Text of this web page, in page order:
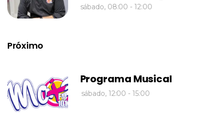
sábado, 08:00 - 12:00
Próximo
Programa Musical
sábado, 12:00 - 15:00